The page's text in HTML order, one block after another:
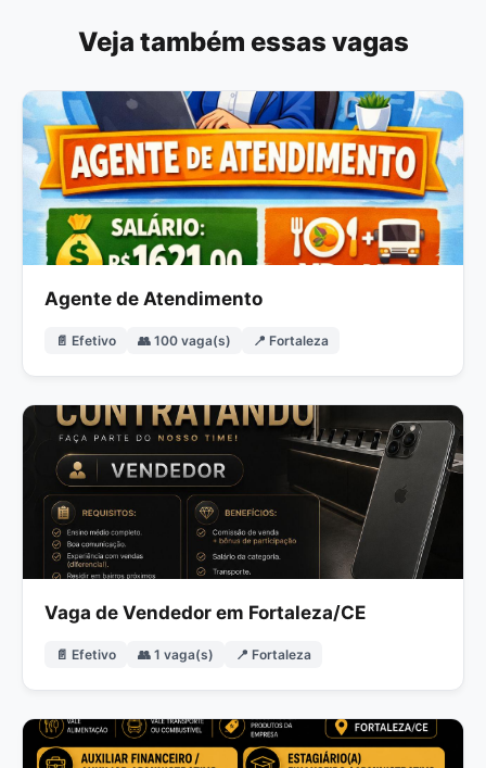
Veja também essas vagas
Agente de Atendimento
📄 Efetivo 👥 100 vaga(s) 📍 Fortaleza
Vaga de Vendedor em Fortaleza/CE
📄 Efetivo 👥 1 vaga(s) 📍 Fortaleza